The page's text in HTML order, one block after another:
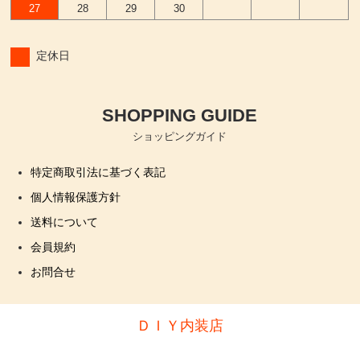
27
28 29 30
定休日
SHOPPING GUIDE
ショッピングガイド
特定商取引法に基づく表記
個人情報保護方針
送料について
会員規約
お問合せ
ＤＩＹ内装店